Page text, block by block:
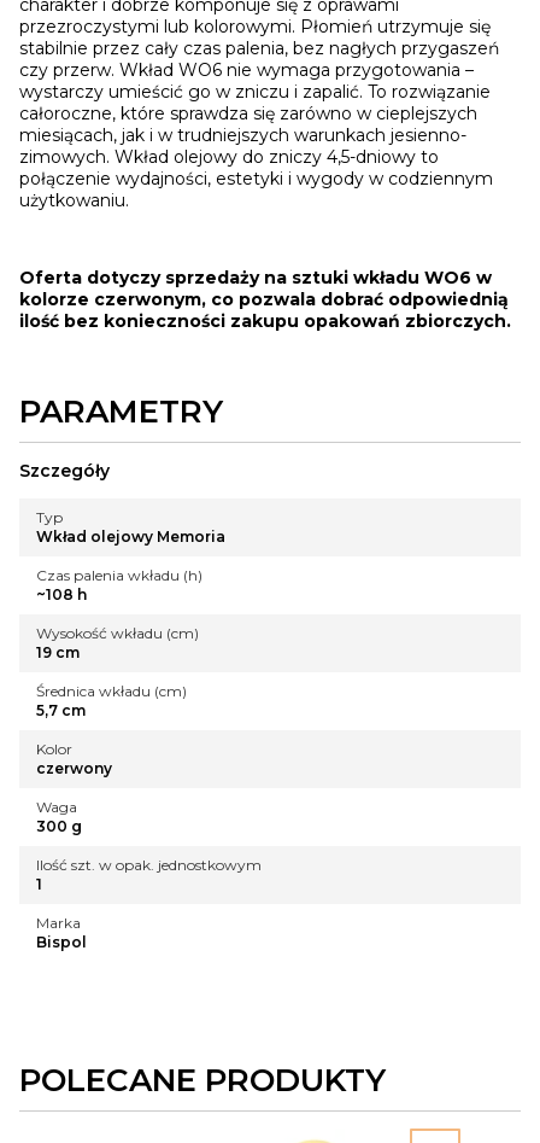
charakter i dobrze komponuje się z oprawami
przezroczystymi lub kolorowymi. Płomień utrzymuje się
stabilnie przez cały czas palenia, bez nagłych przygaszeń
czy przerw. Wkład WO6 nie wymaga przygotowania –
wystarczy umieścić go w zniczu i zapalić. To rozwiązanie
całoroczne, które sprawdza się zarówno w cieplejszych
miesiącach, jak i w trudniejszych warunkach jesienno-
zimowych. Wkład olejowy do zniczy 4,5-dniowy to
połączenie wydajności, estetyki i wygody w codziennym
użytkowaniu.
Oferta dotyczy sprzedaży na sztuki wkładu WO6 w
kolorze czerwonym, co pozwala dobrać odpowiednią
ilość bez konieczności zakupu opakowań zbiorczych.
PARAMETRY
Szczegóły
Typ
Wkład olejowy Memoria
Czas palenia wkładu (h)
~108 h
Wysokość wkładu (cm)
19 cm
Średnica wkładu (cm)
5,7 cm
Kolor
czerwony
Waga
300 g
Ilość szt. w opak. jednostkowym
1
Marka
Bispol
POLECANE PRODUKTY